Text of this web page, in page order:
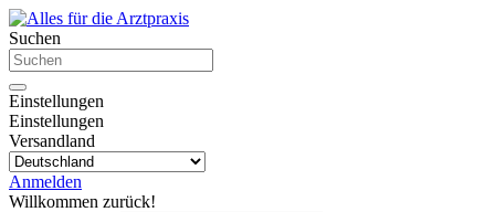
Suchen
Einstellungen
Einstellungen
Versandland
Anmelden
Willkommen zurück!